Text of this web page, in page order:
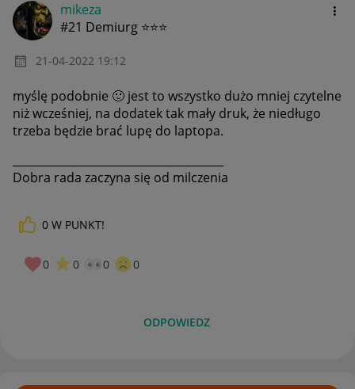
mikeza
#21 Demiurg ⭐⭐⭐
‎21-04-2022 19:12
myślę podobnie 🙂 jest to wszystko dużo mniej czytelne
niż wcześniej, na dodatek tak mały druk, że niedługo
trzeba będzie brać lupę do laptopa.
Dobra rada zaczyna się od milczenia
0 W PUNKT!
0 0 0 0
ODPOWIEDZ